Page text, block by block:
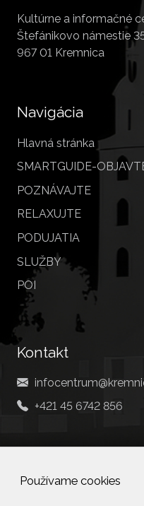
Používame cookies
Kultúrne a informačné
Štefánikovo námestie
967 01 Kremnica
Navigácia
Hlavná stránka
SMARTGUIDE-
POZNÁVAJTE
RELAXUJTE
PODUJATIA
SLUŽBY
POI
Kontakt
+421 45 6742 856
Social